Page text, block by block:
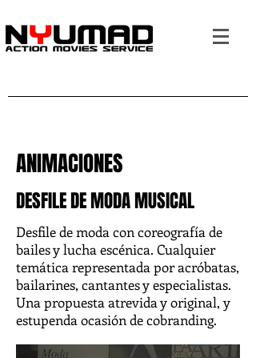
ANIMACIONES
DESFILE DE MODA MUSICAL
Desfile de moda con coreografía de
bailes y lucha escénica. Cualquier
temática representada por acróbatas,
bailarines, cantantes y especialistas.
Una propuesta atrevida y original, y
estupenda ocasión de cobranding.